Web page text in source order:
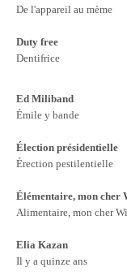
De l'appareil au mème
Duty free
Dentifrice
Ed Miliband
Émile y bande
Élection présidentielle
Érection pestilentielle
Élémentaire, mon cher
Alimentaire, mon cher
Elia Kazan
Il y a quinze ans